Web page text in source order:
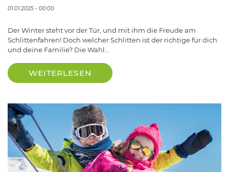
01.01.2025 - 00:00
Der Winter steht vor der Tür, und mit ihm die Freude am
Schlittenfahren! Doch welcher Schlitten ist der richtige für dich
und deine Familie? Die Wahl…
WEITERLESEN